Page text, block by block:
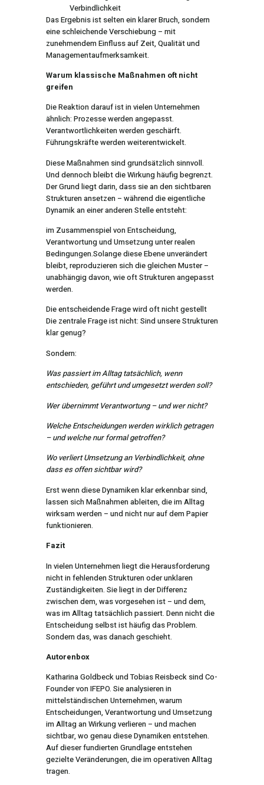
Verbindlichkeit
Das Ergebnis ist selten ein klarer Bruch, sondern
eine schleichende Verschiebung – mit
zunehmendem Einfluss auf Zeit, Qualität und
Managementaufmerksamkeit.
Warum klassische Maßnahmen oft nicht
greifen
Die Reaktion darauf ist in vielen Unternehmen
ähnlich: Prozesse werden angepasst.
Verantwortlichkeiten werden geschärft.
Führungskräfte werden weiterentwickelt.
Diese Maßnahmen sind grundsätzlich sinnvoll.
Und dennoch bleibt die Wirkung häufig begrenzt.
Der Grund liegt darin, dass sie an den sichtbaren
Strukturen ansetzen – während die eigentliche
Dynamik an einer anderen Stelle entsteht:
im Zusammenspiel von Entscheidung,
Verantwortung und Umsetzung unter realen
Bedingungen.Solange diese Ebene unverändert
bleibt, reproduzieren sich die gleichen Muster –
unabhängig davon, wie oft Strukturen angepasst
werden.
Die entscheidende Frage wird oft nicht gestellt
Die zentrale Frage ist nicht: Sind unsere Strukturen
klar genug?
Sondern:
Was passiert im Alltag tatsächlich, wenn
entschieden, geführt und umgesetzt werden soll?
Wer übernimmt Verantwortung – und wer nicht?
Welche Entscheidungen werden wirklich getragen
– und welche nur formal getroffen?
Wo verliert Umsetzung an Verbindlichkeit, ohne
dass es offen sichtbar wird?
Erst wenn diese Dynamiken klar erkennbar sind,
lassen sich Maßnahmen ableiten, die im Alltag
wirksam werden – und nicht nur auf dem Papier
funktionieren.
Fazit
In vielen Unternehmen liegt die Herausforderung
nicht in fehlenden Strukturen oder unklaren
Zuständigkeiten. Sie liegt in der Differenz
zwischen dem, was vorgesehen ist – und dem,
was im Alltag tatsächlich passiert. Denn nicht die
Entscheidung selbst ist häufig das Problem.
Sondern das, was danach geschieht.
Autorenbox
Katharina Goldbeck und Tobias Reisbeck sind Co-
Founder von IFEPO. Sie analysieren in
mittelständischen Unternehmen, warum
Entscheidungen, Verantwortung und Umsetzung
im Alltag an Wirkung verlieren – und machen
sichtbar, wo genau diese Dynamiken entstehen.
Auf dieser fundierten Grundlage entstehen
gezielte Veränderungen, die im operativen Alltag
tragen.